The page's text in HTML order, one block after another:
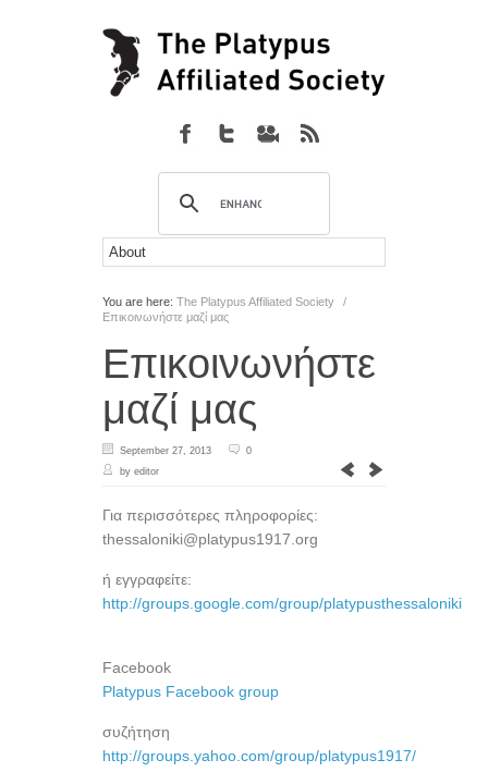
You are here: The Platypus Affiliated Society
/
Επικοινωνήστε μαζί μας
Επικοινωνήστε
μαζί μας
September 27, 2013
0
by editor
Για περισσότερες πληροφορίες:
thessaloniki@platypus1917.org
ή εγγραφείτε:
http://groups.google.com/group/platypusthessaloniki
Facebook
Platypus Facebook group
συζήτηση
http://groups.yahoo.com/group/platypus1917/